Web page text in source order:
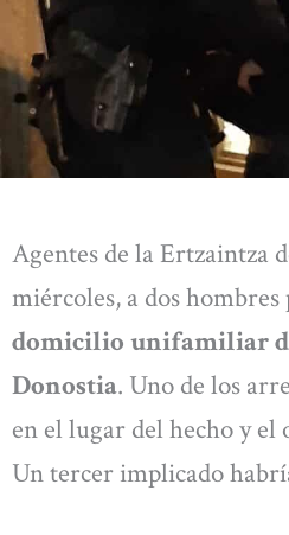
Agentes de la Ertzaintza
miércoles, a dos
domicilio unifamiliar
Donostia. Uno de los
en el lugar del hecho y
Un tercer implicado